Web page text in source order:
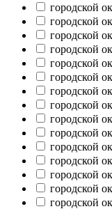
городской
городской
городской
городской
городской
городской
городской
городской
городской
городской
городской
городской
городской
городской
городской